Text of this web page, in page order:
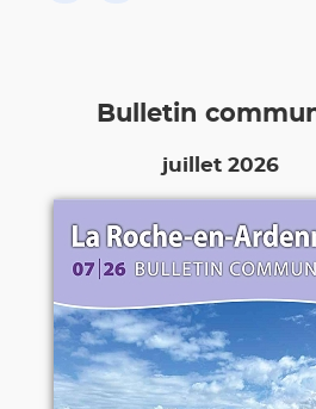
Bulletin
juillet 2026